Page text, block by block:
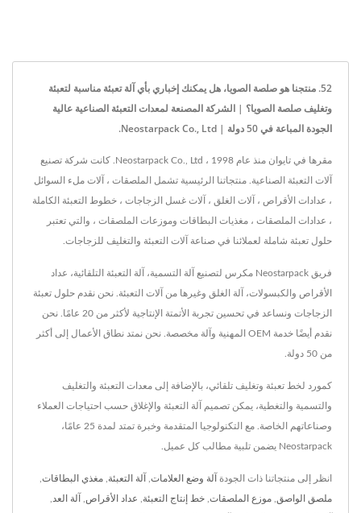
52. منتجنا هو صلصة الصويا، هل يمكنك إخباري بأي آلة تعبئة مناسبة لتعبئة
وتغليف صلصة الصويا؟ | الشركة المصنعة لمعدات التعبئة الصناعية عالية
الجودة المباعة في 50 دولة | Neostarpack Co., Ltd.
مقرها في تايوان منذ عام 1998 ، Neostarpack Co., Ltd. كانت شركة تصنيع
آلات التعبئة الصناعية. منتجاتنا الرئيسية تشمل الملصقات ، آلات ملء السوائل
، عدادات الأقراص ، آلات الغلق ، آلات غسل الزجاجات ، خطوط التعبئة الكاملة
، عدادات الملصقات ، مغذيات البطاقات وموزعات الملصقات ، والتي تعتبر
حلول تعبئة شاملة لعملائنا في صناعة آلات التعبئة والتغليف للزجاجات.
فريق Neostarpack مكرس لتصنيع آلة التسمية، آلة التعبئة التلقائية، عداد
الأقراص والكبسولات، آلة الغلق وغيرها من آلات التعبئة. نحن نقدم حلول تعبئة
الزجاجات ونساعد في تحسين تجربة الأتمتة الإنتاجية لأكثر من 20 عامًا. نحن
نقدم أيضًا خدمة OEM المهنية وآلة مخصصة. نحن نمتد نطاق الأعمال إلى أكثر
من 50 دولة.
كمورد لخط تعبئة وتغليف تلقائي، بالإضافة إلى معدات التعبئة والتغليف
والتسمية والتغطية، يمكن تصميم آلة التعبئة والإغلاق حسب احتياجات العملاء
وصناعاتهم الخاصة. مع التكنولوجيا المتقدمة وخبرة تمتد لمدة 25 عامًا،
Neostarpack يضمن تلبية مطالب كل عميل.
انظر إلى منتجاتنا ذات الجودة آلة وضع العلامات آلة التعبئة مغذي البطاقات
ملصق الواصق موزع الملصقات خط إنتاج التعبئة عداد الأقراص آلة العد